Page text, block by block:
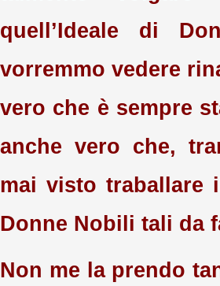
quell’Ideale di
vorremmo vedere
vero che è sempre
anche vero che,
mai visto traballare
Donne Nobili tali da
Non me la prendo